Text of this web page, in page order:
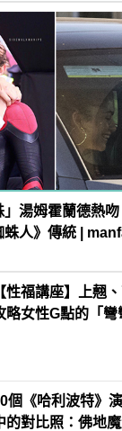
湯姆霍蘭德熱
蛛人》傳統 |
【性福講座】上翹
略女性G點的「彎
個《哈利波特》
的對比照：佛地